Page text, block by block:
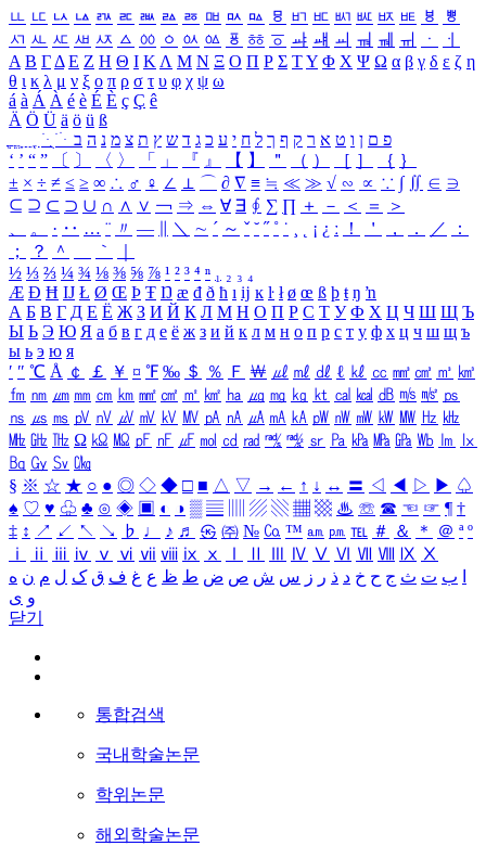
ㅥ ㅦ ㅧ ㅨ ㅩ ㅪ ㅫ ㅬ ㅭ ㅮ ㅯ ㅰ ㅱ ㅲ ㅳ ㅴ ㅵ ㅶ ㅷ ㅸ
ㅹ
ㅺ ㅻ ㅼ ㅽ ㅾ ㅿ ㆀ ㆁ ㆂ ㆃ ㆄ ㆅ ㆆ ㆇ ㆈ ㆉ ㆊ ㆋ ㆌ ㆍ
ㆎ
Α Β ΓΔ Ε Ζ Η Θ Ι ΚΛ Μ Ν Ξ Ο Π Ρ Σ ΤΥ Φ Χ Ψ Ω α β γ δ ε ζ η
θ ι κ λ μ ν ξ ο π ρ σ τ υ φ χ ψ ω
á à Á À é è É È ç Ç ê
Ä Ö Ü ä ö ü ß
ִֶֹ ֻּ ׁׂ פ ם ן ו ט א ר ק ף ך ל ח י ע כ ג ד ש ץ ת צ מ נ ה ב
‘ ’ “ ” 〔 〕 〈 〉 「 」 『 』 【 】 ＂ （ ） ［ ］ ｛ ｝
± × ÷ ≠ ≤ ≥ ∞ ∴ ♂ ♀ ∠ ⊥ ⌒ ∂ ∇ ≡ ≒ ≪ ≫ √ ∽ ∝ ∵ ∫ ∬ ∈ ∋
⊆ ⊇ ⊂ ⊃ ∪ ∩ ∧ ∨ ￢ ⇒ ⇔ ∀ ∃ ∮ ∑ ∏ ＋ － ＜ ＝
＞
、
。 · ‥ … ¨ 〃 ― ＼ ∼ ´ ～ ˇ ˘ ˝ ˚ ˙ ¸ ¡ ¿ ː ！ ＇ ， ． ／
：
；
？ ＾ ｀
½ ⅓ ⅔ ¼ ¾ ⅛ ⅜ ⅝ ⅞ ¹ ² ³ ⁴ ⁿ ₁ ₂ ₃ ₄
Æ Ð Ħ Ĳ Ł Ø Œ Þ Ŧ Ŋ æ đ ð ħ ı ĳ ĸ ŀ ł ø œ ß þ ŧ ŋ ŉ
А Б В Г Д Е Ё Ж З И Й К Л М Н О П Р С Т У Ф Х Ц Ч Ш Щ Ъ
Ы Ь Э Ю Я а б в г д е ё ж з и й к л м н о п р с т у ф х ц ч ш щ ъ
ы ь э ю я
′ ″ ℃ Å ￠ ￡ ￥ ¤ ℉ ‰ ＄ ％ Ｆ ￦ ㎕ ㎖ ㎗ ℓ ㎘ ㏄ ㎣ ㎤ ㎥ ㎦
㎙ ㎚ ㎛ ㎜ ㎝ ㎞ ㎟ ㎠ ㎡ ㎢ ㏊ ㎍ ㎎ ㎏ ㏏ ㎈ ㎉ ㏈ ㎧ ㎨ ㎰
㎱ ㎲ ㎳ ㎴ ㎵ ㎶ ㎷ ㎸ ㎹ ㎀ ㎁ ㎂ ㎃ ㎄ ㎺ ㎻ ㎽ ㎾ ㎿ ㎐ ㎑
㎒ ㎓ ㎔ Ω ㏀ ㏁ ㎊ ㎋ ㎌ ㏖ ㏅ ㎭ ㎮ ㎯ ㏛ ㎩ ㎪ ㎫ ㎬ ㏝ ㏐
㏓
㏃ ㏉ ㏜ ㏆
§ ※ ☆ ★ ○ ● ◎ ◇ ◆ □ ■ △ ▽ → ← ↑ ↓ ↔ 〓 ◁ ◀ ▷ ▶ ♤
♠ ♡ ♥ ♧ ♣ ⊙ ◈ ▣ ◐ ◑ ▒ ▤ ▨ ▧ ▦ ▩ ♨ ☏ ☎ ☜ ☞ ¶ †
‡ ↕ ↗ ↙ ↖ ↘ ♭ ♩ ♪ ♬ ㉿ ㈜ № ㏇ ™ ㏂ ㏘ ℡ ＃ ＆ ＊ ＠ ª º
ⅰ
ⅱ ⅲ ⅳ ⅴ ⅵ ⅶ ⅷ ⅸ ⅹ Ⅳ Ⅴ Ⅵ Ⅶ Ⅷ Ⅸ Ⅹ
ب ت ث ج ح خ د ذ ر ز س ش ص ض ط ظ ع غ ف ق ک ل م ن ه
و ی
닫기
통합검색
국내학술논문
학위논문
해외학술논문